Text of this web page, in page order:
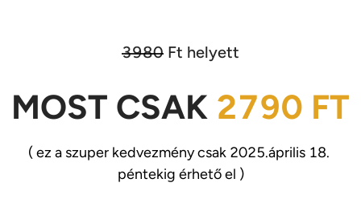
3980 Ft helyett
MOST CSAK 2790 FT
( ez a szuper kedvezmény csak 2025.április 18.
péntekig érhető el )